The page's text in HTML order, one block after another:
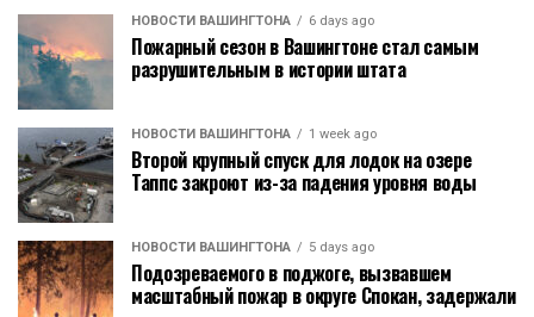
НОВОСТИ ВАШИНГТОНА 6 days ago
Пожарный сезон в Вашингтоне стал самым
разрушительным в истории штата
НОВОСТИ ВАШИНГТОНА 1 week ago
Второй крупный спуск для лодок на озере
Таппс закроют из-за падения уровня воды
НОВОСТИ ВАШИНГТОНА 5 days ago
Подозреваемого в поджоге, вызвавшем
масштабный пожар в округе Спокан, задержали